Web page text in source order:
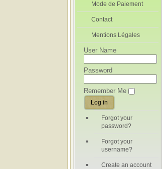
Mode de Paiement
Contact
Mentions Légales
User Name
Password
Remember Me
Forgot your
password?
Forgot your
username?
Create an account